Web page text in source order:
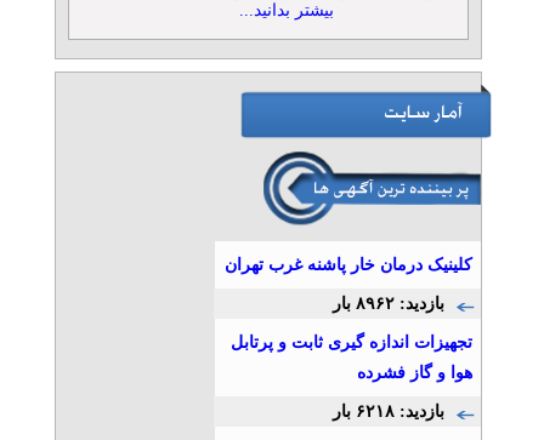
بیشتر بدانید...
کلینیک درمان خار پاشنه غرب تهران
بازدید: ۸۹۶۲ بار
تجهیزات اندازه گیری ثابت و پرتابل
هوا و گاز فشرده
بازدید: ۶۲۱۸ بار